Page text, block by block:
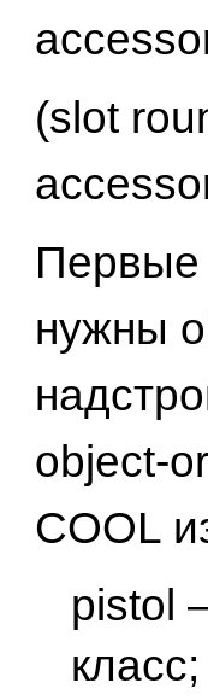
(slot
Первые
нужны
object-
COOL
pistol
класс;